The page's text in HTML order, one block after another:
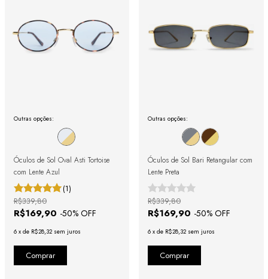
Outras opções:
Óculos de Sol Oval Asti Tortoise
com Lente Azul
(1)
R$169,90 -50% OFF
R$339,80
6 x de R$28,32 sem juros
Outras opções:
Óculos de Sol Bari Retangular com
Lente Preta
R$169,90 -50% OFF
R$339,80
6 x de R$28,32 sem juros